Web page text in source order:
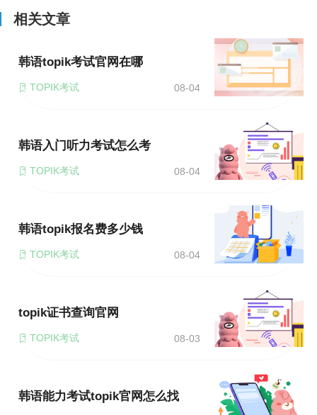
相关文章
韩语topik考试官网在哪
TOPIK考试 08-04
韩语入门听力考试怎么考
TOPIK考试 08-04
韩语topik报名费多少钱
TOPIK考试 08-04
topik证书查询官网
TOPIK考试 08-03
韩语能力考试topik官网怎么找